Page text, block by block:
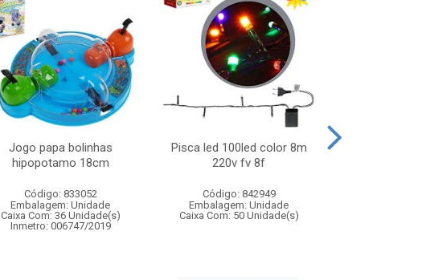
Jogo papa bolinhas
hipopotamo 18cm
Código: 833052
Embalagem: Unidade
Caixa Com: 36 Unidade(s)
Inmetro: 006747/2019
Pisca led 100led color 8m
220v fv 8f
Código: 842949
Embalagem: Unidade
Caixa Com: 50 Unidade(s)